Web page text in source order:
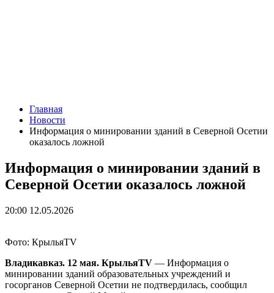
Главная
Новости
Информация о минировании зданий в Северной Осетии
оказалось ложной
Информация о минировании зданий в
Северной Осетии оказалось ложной
20:00 12.05.2026
Фото: КрыльяTV
Владикавказ. 12 мая. КрыльяTV — Информация о
минировании зданий образовательных учреждений и
госорганов Северной Осетии не подтвердилась, сообщил